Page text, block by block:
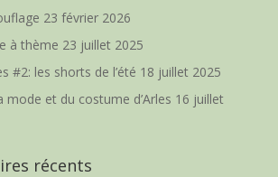
23 février 2026
à thème 23 juillet 2025
#2: les shorts de l’été 18 juillet 2025
mode et du costume d’Arles 16 juillet
récents